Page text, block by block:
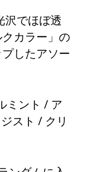
沢でほぼ透
カラー」の
したアソー
ミント / ア
スト / クリ